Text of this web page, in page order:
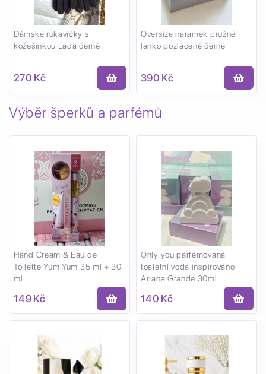
Dámské rukavičky s
kožešinkou Lada černé
270 Kč
Oversize náramek pružné
lanko pozlacené černé
390 Kč
Výběr šperků a parfémů
Hand Cream & Eau de
Toilette Yum Yum 35 ml + 30
ml
149 Kč
Only you parfémovaná
toaletní voda inspirováno
Ariana Grande 30ml
140 Kč